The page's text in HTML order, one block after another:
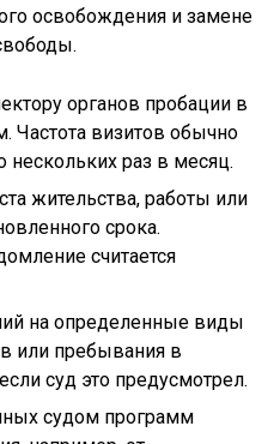
освобождения и замене
органов пробации в
Частота визитов обычно
нескольких раз в месяц.
жительства, работы или
срока.
считается
на определенные виды
или пребывания в
суд это предусмотрел.
судом программ